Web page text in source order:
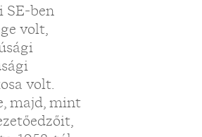
SE-ben
volt,
volt.
majd, mint